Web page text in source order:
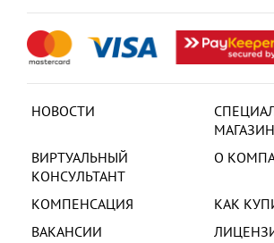
НОВОСТИ
ВИРТУАЛЬНЫЙ
КОНСУЛЬТАНТ
О
КОМПЕНСАЦИЯ
КАК
ВАКАНСИИ